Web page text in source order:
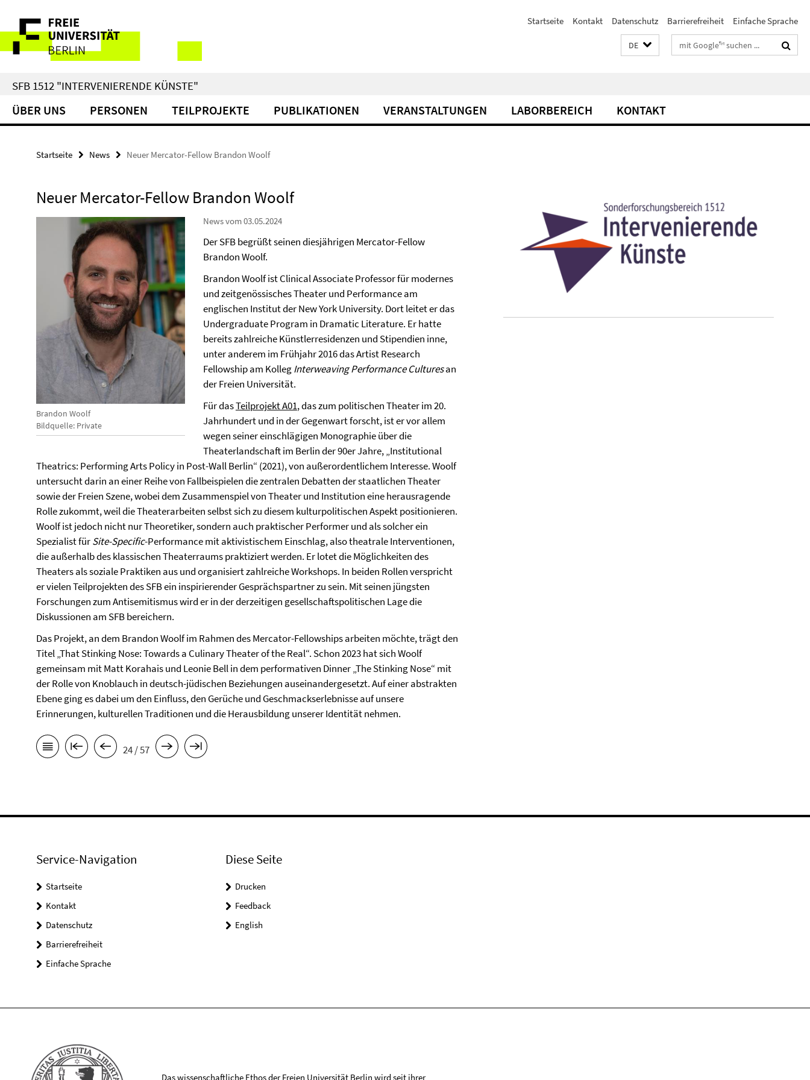
direkt
Inhalt
Service-
Navigation
Startseite Kontakt Datenschutz Barrierefreiheit Einfache Sprache
DE Suchbegriffe
SFB 1512 "INTERVENIERENDE KÜNSTE"
ÜBER UNS PERSONEN TEILPROJEKTE PUBLIKATIONEN VERANSTALTUNGEN LABORBEREICH KONTAKT
Startseite News Neuer Mercator-Fellow Brandon Woolf
Neuer Mercator-Fellow Brandon Woolf
Brandon Woolf
Bildquelle: Private
News vom 03.05.2024
Der SFB begrüßt seinen diesjährigen Mercator-Fellow
Brandon Woolf.
Brandon Woolf ist Clinical Associate Professor für modernes
und zeitgenössisches Theater und Performance am
englischen Institut der New York University. Dort leitet er das
Undergraduate Program in Dramatic Literature. Er hatte
bereits zahlreiche Künstlerresidenzen und Stipendien inne,
unter anderem im Frühjahr 2016 das Artist Research
Fellowship am KollegInterweaving Performance Culturesan
der Freien Universität.
Für dasTeilprojekt A01, das zum politischen Theater im 20.
Jahrhundert und in der Gegenwart forscht, ist er vor allem
wegen seiner einschlägigen Monographie über die
Theaterlandschaft im Berlin der 90er Jahre, „Institutional
Theatrics: Performing Arts Policy in Post-Wall Berlin“ (2021), von außerordentlichem Interesse. Woolf
untersucht darin an einer Reihe von Fallbeispielen die zentralen Debatten der staatlichen Theater
sowie der Freien Szene, wobei dem Zusammenspiel von Theater und Institution eine herausragende
Rolle zukommt, weil die Theaterarbeiten selbst sich zu diesem kulturpolitischen Aspekt positionieren.
Woolf ist jedoch nicht nur Theoretiker, sondern auch praktischer Performer und als solcher ein
Spezialist fürSite-Specific-Performance mit aktivistischem Einschlag, also theatrale Interventionen,
die außerhalb des klassischen Theaterraums praktiziert werden. Er lotet die Möglichkeiten des
Theaters als soziale Praktiken aus und organisiert zahlreiche Workshops. In beiden Rollen verspricht
er vielen Teilprojekten des SFB ein inspirierender Gesprächspartner zu sein. Mit seinen jüngsten
Forschungen zum Antisemitismus wird er in der derzeitigen gesellschaftspolitischen Lage die
Diskussionen am SFB bereichern.
Das Projekt, an dem Brandon Woolf im Rahmen des Mercator-Fellowships arbeiten möchte, trägt den
Titel „That Stinking Nose: Towards a Culinary Theater of the Real“. Schon 2023 hat sich Woolf
gemeinsam mit Matt Korahais und Leonie Bell in dem performativen Dinner „The Stinking Nose“ mit
der Rolle von Knoblauch in deutsch-jüdischen Beziehungen auseinandergesetzt. Auf einer abstrakten
Ebene ging es dabei um den Einfluss, den Gerüche und Geschmackserlebnisse auf unsere
Erinnerungen, kulturellen Traditionen und die Herausbildung unserer Identität nehmen.
24 / 57
Service-Navigation
Startseite
Kontakt
Datenschutz
Barrierefreiheit
Einfache Sprache
Diese Seite
Drucken
Feedback
English
Das wissenschaftliche Ethos der Freien Universität Berlin wird seit ihrer